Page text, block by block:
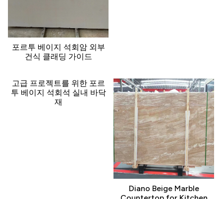
포르투 베이지 석회암 외부
건식 클래딩 가이드
고급 프로젝트를 위한 포르
투 베이지 석회석 실내 바닥
재
Diano Beige Marble